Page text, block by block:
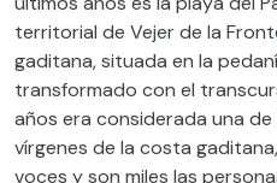
territorial de Vejer de la
gaditana, situada en la
transformado con el
años era considerada una
vírgenes de la costa
voces y son miles las